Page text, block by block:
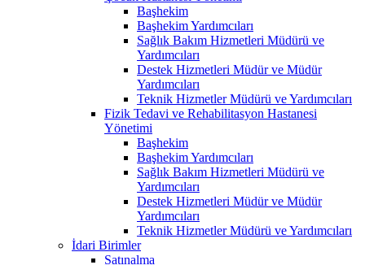
Başhekim
Başhekim Yardımcıları
Sağlık Bakım Hizmetleri Müdürü ve
Yardımcıları
Destek Hizmetleri Müdür ve Müdür
Yardımcıları
Teknik Hizmetler Müdürü ve Yardımcıları
Fizik Tedavi ve Rehabilitasyon Hastanesi
Yönetimi
Başhekim
Başhekim Yardımcıları
Sağlık Bakım Hizmetleri Müdürü ve
Yardımcıları
Destek Hizmetleri Müdür ve Müdür
Yardımcıları
Teknik Hizmetler Müdürü ve Yardımcıları
İdari Birimler
Satınalma